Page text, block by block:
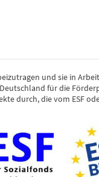
und sie in
für die
durch, die vom ESF